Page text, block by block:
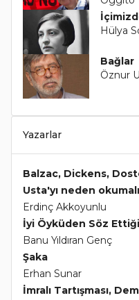
Hülya
Bağlar
Öznur
Yazarlar
Balzac, Dickens,
Usta'yı neden
Erdinç Akkoyunlu
İyi Öyküden Söz
Banu Yıldıran Genç
Şaka
Erhan Sunar
İmralı Tartışması,